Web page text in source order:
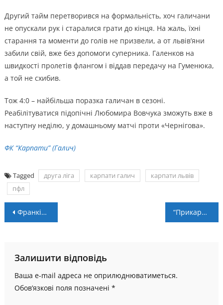
Другий тайм перетворився на формальність, хоч галичани
не опускали рук і старалися грати до кінця. На жаль, їхні
старання та моменти до голів не призвели, а от львів’яни
забили свій, вже без допомоги суперника. Галенков на
швидкості пролетів флангом і віддав передачу на Гуменюка,
а той не схибив.
Тож 4:0 – найбільша поразка галичан в сезоні.
Реабілітуватися підопічні Любомира Вовчука зможуть вже в
наступну неділю, у домашньому матчі проти «Чернігова».
ФК “Карпати” (Галич)
Tagged друга ліга карпати галич
карпати львів
пфл
Навігація
Франківчанка стала чемпіонкою світу з веслування на байдарках і каное “Прикарпаття-Тепловик” – “Фенікс”: анонс матчу 6-го туру
Залишити відповідь
Ваша e-mail адреса не оприлюднюватиметься.
Обов’язкові поля позначені *